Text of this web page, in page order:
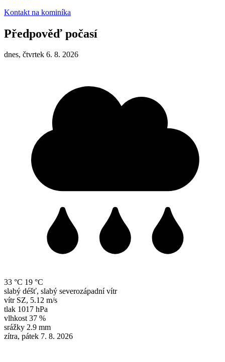
Kontakt na kominíka
Předpověď počasí
dnes, čtvrtek 6. 8. 2026
33 °C 19 °C
slabý déšť, slabý severozápadní vítr
vítr SZ, 5.12 m/s
tlak 1017 hPa
vlhkost 37 %
srážky 2.9 mm
zítra, pátek 7. 8. 2026